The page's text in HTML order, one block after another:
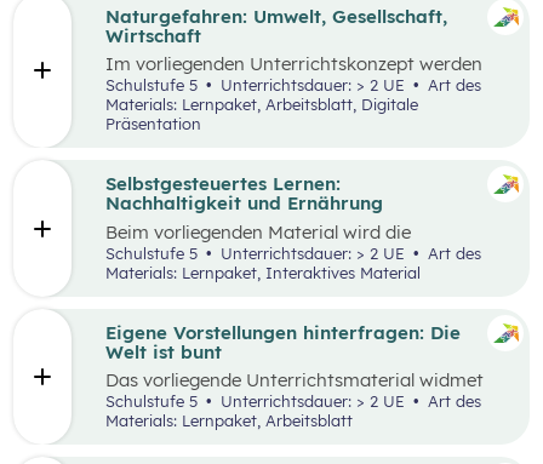
Eigene Vorstellungen hinterfragen: Die
Welt ist bunt
Das vorliegende Unterrichtsmaterial widmet
sich dem Thema Stereotype – insbesondere in
Bezug auf Afrika – und kann als Einstieg in das
Schulstufe 5 Unterrichtsdauer: > 2 UE
Materials: Lernpaket, Arbeitsblatt
beschäftigen – im Zentrum, wobei der Fokus
auf Armut und damit verbundenen
Auswirkungen liegt.
Naturgefahren: Umwelt, Gesellschaft,
Wirtschaft
Im vorliegenden Unterrichtskonzept werden
natürliche Prozesse und ihre Auswirkungen auf
die Umwelt, Gesellschaft und Wirtschaft
behandelt.
Schulstufe 5 Unterrichtsdauer: > 2 UE
Art des
Materials: Lernpaket, Arbeitsblatt, Digitale
Präsentation
Selbstgesteuertes Lernen:
Nachhaltigkeit und Ernährung
Beim vorliegenden Material wird die
Lernumgebung viachabaDoozur Verfügung
gestellt und mit einem analogen Lernplan (M2)
Schulstufe 5 Unterrichtsdauer: > 2 UE
Materials: Lernpaket, Interaktives Material